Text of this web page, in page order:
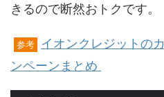
きるので断然おトクです。
参考
イオンクレジットの
ンペーンまとめ